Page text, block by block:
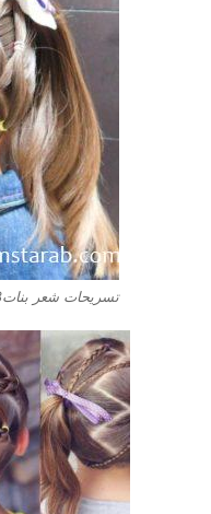
تسريحات شعر بنات18